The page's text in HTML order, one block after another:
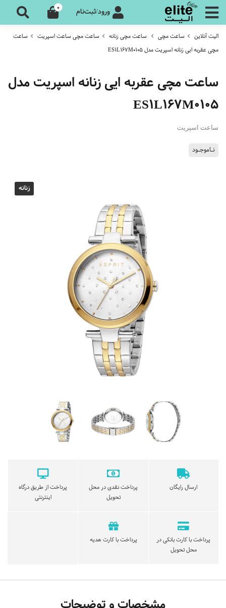
ورود/ثبت‌نام 0
الیت آنلاین ساعت مچی ساعت مچی زنانه ساعت مچی ساعت اسپریت
ساعت
مچی عقربه ایی زنانه اسپریت مدل ES1L167M0105
ساعت مچی عقربه ایی زنانه اسپریت مدل
ES1L167M0105
ساعت اسپریت
نـاموجـود
زنانه
ارسال رایگان
پرداخت نقدی در محل
تحویل
پرداخت از طریق درگاه
اینترنتی
پرداخت با کارت بانکی در
محل تحویل
پرداخت با کارت هدیه